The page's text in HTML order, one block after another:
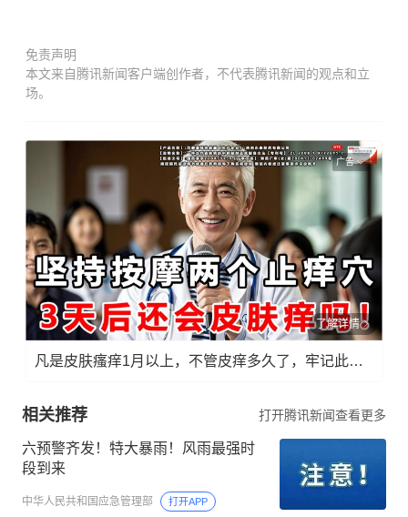
免责声明
本文来自腾讯新闻客户端创作者，不代表腾讯新闻的观点和立
场。
广告
了解详情
凡是皮肤瘙痒1月以上，不管皮痒多久了，牢记此法，快！准！狠！
相关推荐 打开腾讯新闻查看更多
六预警齐发！特大暴雨！风雨最强时
段到来
中华人民共和国应急管理部 打开APP